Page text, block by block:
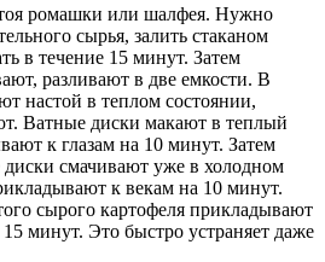
ромашки или шалфея. Нужно
сырья, залить стаканом
в течение 15 минут. Затем
разливают в две емкости. В
настой в теплом состоянии,
Ватные диски макают в теплый
к глазам на 10 минут. Затем
смачивают уже в холодном
к векам на 10 минут.
сырого картофеля прикладывают
минут. Это быстро устраняет даже